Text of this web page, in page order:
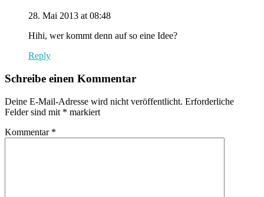
28. Mai 2013 at 08:48
Hihi, wer kommt denn auf so eine Idee?
Reply
Schreibe einen Kommentar
Deine E-Mail-Adresse wird nicht veröffentlicht. Erforderliche
Felder sind mit * markiert
Kommentar *